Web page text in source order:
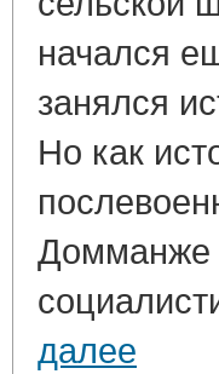
начался
занялся
Но как
Домманже
далее